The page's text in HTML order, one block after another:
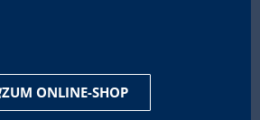
ZUM ONLINE-SHOP